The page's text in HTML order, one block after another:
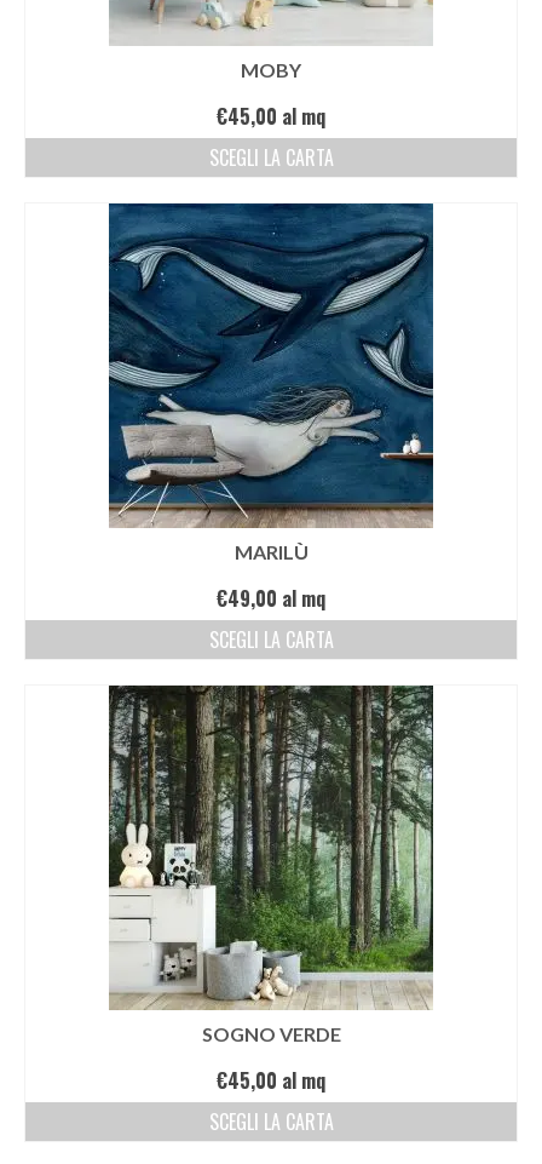
MOBY
€45,00 al mq
SCEGLI LA CARTA
MARILÙ
€49,00 al mq
SCEGLI LA CARTA
SOGNO VERDE
€45,00 al mq
SCEGLI LA CARTA